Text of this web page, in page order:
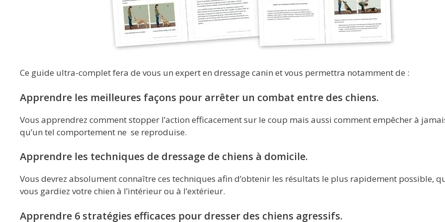
Ce guide ultra-complet fera de vous un expert en dressage canin et vous permettra notamment de :
Apprendre les meilleures façons pour arrêter un combat entre des chiens.
Vous apprendrez comment stopper l’action efficacement sur le coup mais aussi comment empêcher à
qu’un tel comportement ne se reproduise.
Apprendre les techniques de dressage de chiens à domicile.
Vous devrez absolument connaître ces techniques afin d’obtenir les résultats le plus rapidement possible,
vous gardiez votre chien à l’intérieur ou à l’extérieur.
Apprendre 6 stratégies efficaces pour dresser des chiens agressifs.